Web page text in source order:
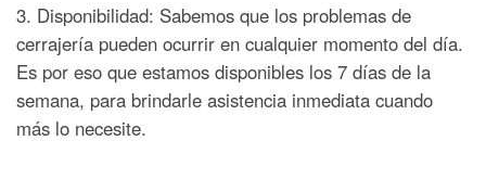
3. Disponibilidad: Sabemos que los problemas de
cerrajería pueden ocurrir en cualquier momento del día.
Es por eso que estamos disponibles los 7 días de la
semana, para brindarle asistencia inmediata cuando
más lo necesite.